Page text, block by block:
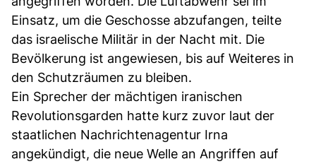
Einsatz, um die Geschosse abzufangen, teilte
das israelische Militär in der Nacht mit. Die
Bevölkerung ist angewiesen, bis auf Weiteres in
den Schutzräumen zu bleiben.
Ein Sprecher der mächtigen iranischen
Revolutionsgarden hatte kurz zuvor laut der
staatlichen Nachrichtenagentur Irna
angekündigt, die neue Welle an Angriffen auf